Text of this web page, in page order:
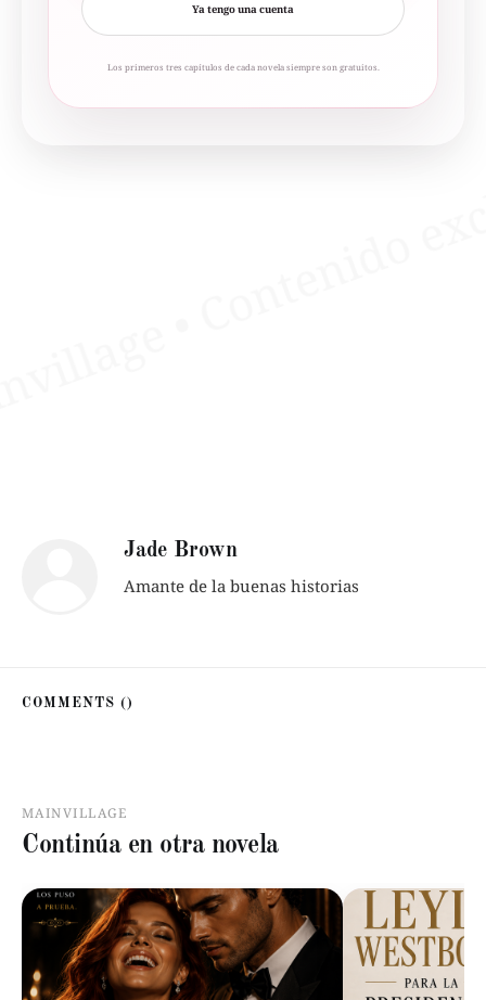
Ya tengo una cuenta
Los primeros tres capítulos de cada novela siempre son gratuitos.
Jade Brown
Amante de la buenas historias
COMMENTS ()
MAINVILLAGE
Continúa en otra novela